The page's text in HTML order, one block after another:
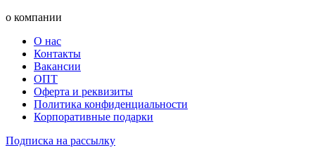
о компании
О нас
Контакты
Вакансии
ОПТ
Оферта и реквизиты
Политика конфиденциальности
Корпоративные подарки
Подписка на рассылку